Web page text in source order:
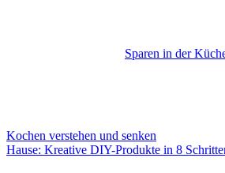
Sparen in der
Kochen verstehen und senken
Hause: Kreative DIY-Produkte in 8